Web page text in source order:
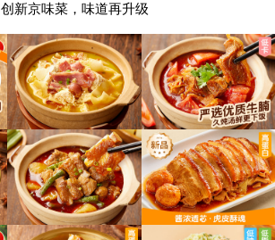
创新京味菜，味道再升级